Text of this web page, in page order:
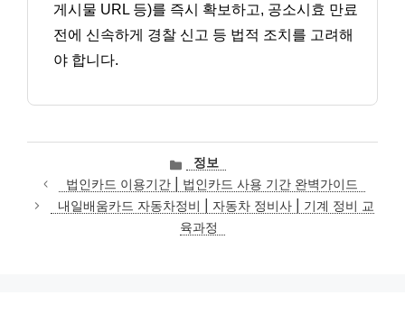
게시물 URL 등)를 즉시 확보하고, 공소시효 만료
전에 신속하게 경찰 신고 등 법적 조치를 고려해
야 합니다.
카
테
고
리
정보
법인카드 이용기간 | 법인카드 사용 기간 완벽가이드
내일배움카드 자동차정비 | 자동차 정비사 | 기계 정비 교
육과정